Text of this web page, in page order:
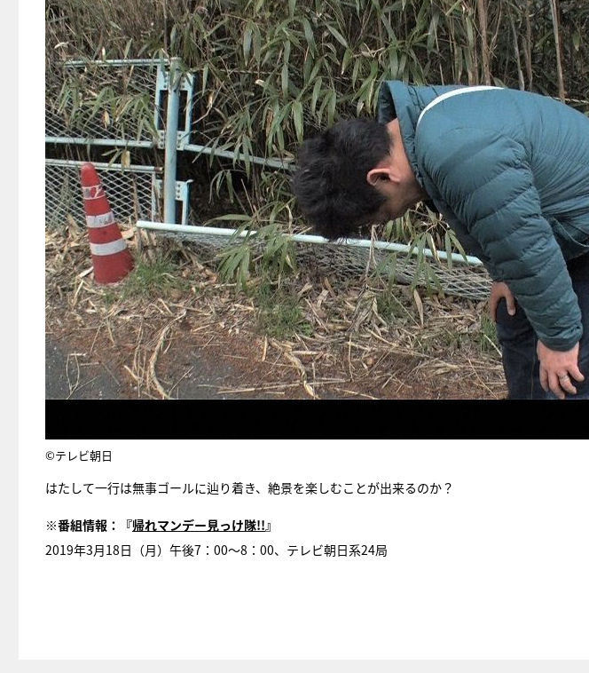
©テレビ朝日
はたして一行は無事ゴールに辿り着き、絶景を楽しむことが出来るのか？
※番組情報：『帰れマンデー見っけ隊!!』
2019年3月18日（月）午後7：00～8：00、テレビ朝日系24局